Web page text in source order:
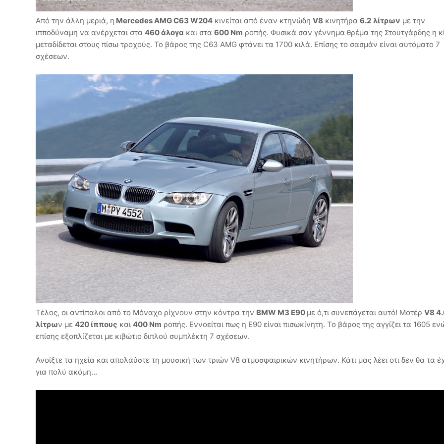
Από την άλλη μεριά, η Mercedes AMG C63 W204 κινείται από έναν κτηνώδη V8 κινητήρα 6.2 λίτρων με την
ιπποδύναμη να ανέρχεται στα 460 άλογα και στα 600 Nm ροπής. Φυσικά σαν γέννημα θρέμα της Στουτγάρδης η
μεταδίδεται στους πίσω τροχούς. Το βάρος της C63 AMG φτάνει τα 1700 κιλά. Επίσης το σασμάν είναι αυτόματο 7
σχέσεων.
Τέλος, οι αντίπαλοι από το Μόναχο ρίχνουν στην κόντρα την BMW M3 E90 με ό,τι συνεπάγεται αυτό! Μοτέρ V8
λίτρων με 420 ίππους και 400 Nm ροπής. Εννοείται πως η E90 είναι πισωκίνητη. Το βάρος της αγγίζει τα 1605
επίσης εξοπλίζεται με κιβώτιο διπλού συμπλέκτη 7 σχέσεων.
Ανοίξτε τα ηχεία και απολαύστε τη μουσική των τριών V8 ατμοσφαιρικών κινητήρων. Κάτι μας λέει οτι δεν θα τα
για πολύ ακόμη...